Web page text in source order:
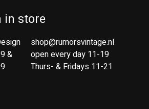
in store
&
shop@rumorsvintage.nl
open every day 11-19
Thurs- & Fridays 11-21